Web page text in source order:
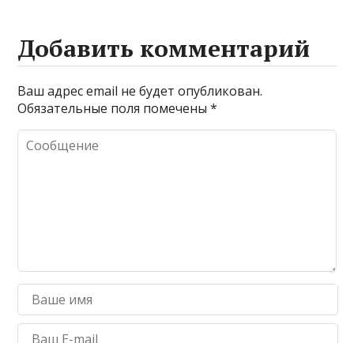
Добавить комментарий
Ваш адрес email не будет опубликован.
Обязательные поля помечены*